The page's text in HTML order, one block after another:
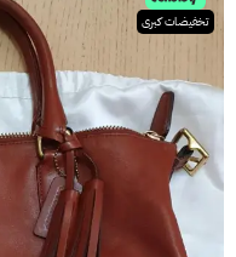
تخفيضات كبرى